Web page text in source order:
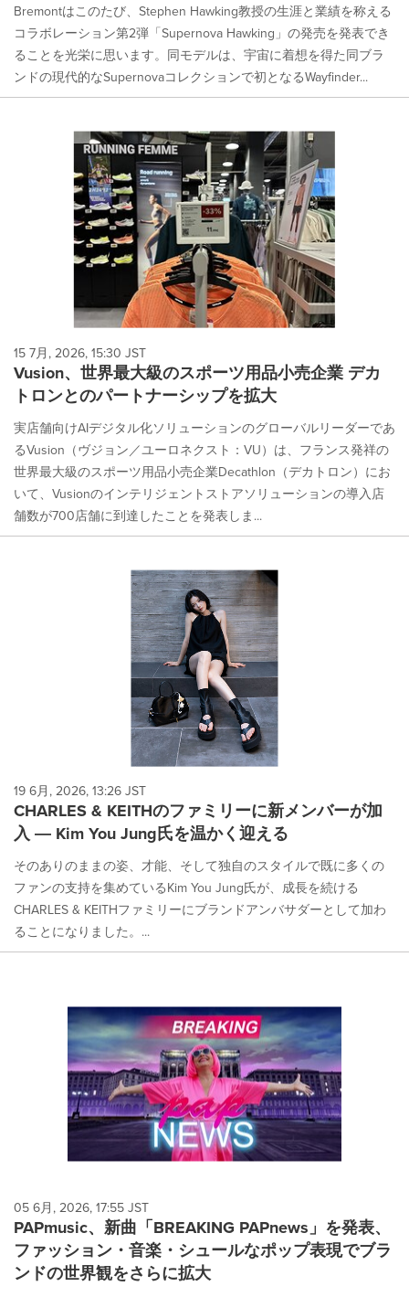
Bremontはこのたび、Stephen Hawking教授の生涯と業績を称える
コラボレーション第2弾「Supernova Hawking」の発売を発表でき
ることを光栄に思います。同モデルは、宇宙に着想を得た同ブラ
ンドの現代的なSupernovaコレクションで初となるWayfinder...
15 7月, 2026, 15:30 JST
Vusion、世界最大級のスポーツ用品小売企業 デカ
トロンとのパートナーシップを拡大
実店舗向けAIデジタル化ソリューションのグローバルリーダーであ
るVusion（ヴジョン／ユーロネクスト：VU）は、フランス発祥の
世界最大級のスポーツ用品小売企業Decathlon（デカトロン）にお
いて、Vusionのインテリジェントストアソリューションの導入店
舗数が700店舗に到達したことを発表しま...
19 6月, 2026, 13:26 JST
CHARLES & KEITHのファミリーに新メンバーが加
入 ― Kim You Jung氏を温かく迎える
そのありのままの姿、才能、そして独自のスタイルで既に多くの
ファンの支持を集めているKim You Jung氏が、成長を続ける
CHARLES & KEITHファミリーにブランドアンバサダーとして加わ
ることになりました。...
05 6月, 2026, 17:55 JST
PAPmusic、新曲「BREAKING PAPnews」を発表、
ファッション・音楽・シュールなポップ表現でブラ
ンドの世界観をさらに拡大